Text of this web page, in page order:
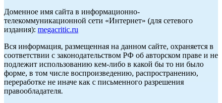
Доменное имя сайта в информационно-
телекоммуникационной сети «Интернет» (для сетевого
издания): megacritic.ru
Вся информация, размещенная на данном сайте, охраняется в
соответствии с законодательством РФ об авторском праве и не
подлежит использованию кем-либо в какой бы то ни было
форме, в том числе воспроизведению, распространению,
переработке не иначе как с письменного разрешения
правообладателя.